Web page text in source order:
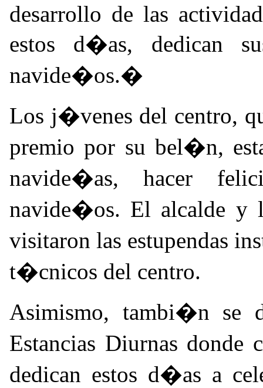
desarrollo de las
estos d�as, dedican
navide�os.�
Los j�venes del centro,
premio por su bel�n,
navide�as, hacer
navide�os. El alcalde
visitaron las estupendas
t�cnicos del centro.
Asimismo, tambi�n se
Estancias Diurnas
dedican estos d�as a